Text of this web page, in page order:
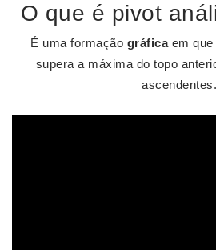
O que é pivot
É uma formação gráficaem que
supera a máxima do topo
ascendentes.